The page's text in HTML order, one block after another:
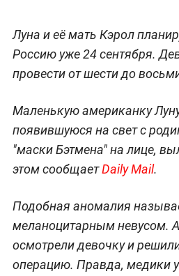
Луна и её мать Кэрол
Россию уже 24 сентября.
провести от шести до
Маленькую американку
появившуюся на свет с
"маски Бэтмена" на лице,
этом сообщаетDaily Mail.
Подобная аномалия
меланоцитарным невусом.
осмотрели девочку и
операцию. Правда, медики